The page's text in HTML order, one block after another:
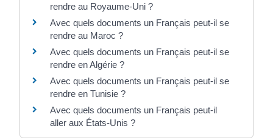
rendre au Royaume-Uni ?
Avec quels documents un Français peut-il se
rendre au Maroc ?
Avec quels documents un Français peut-il se
rendre en Algérie ?
Avec quels documents un Français peut-il se
rendre en Tunisie ?
Avec quels documents un Français peut-il
aller aux États-Unis ?